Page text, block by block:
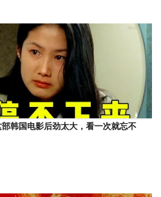
部韩国电影后劲太大，看一次就忘不